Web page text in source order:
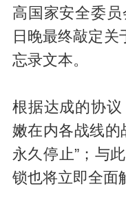
高国家安全委
日晚最终敲定关
忘录文本。
根据达成的协
嫩在内各战线的
永久停止”；与
锁也将立即全面